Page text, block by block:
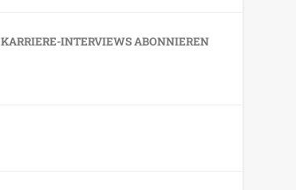
KARRIERE-INTERVIEWS ABONNIEREN